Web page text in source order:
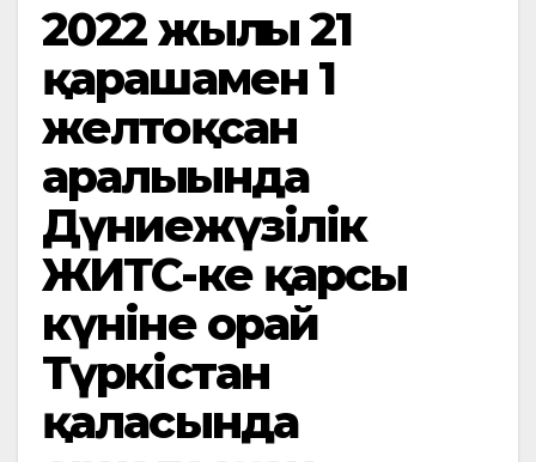
2022 жылғы 21
қарашамен 1
желтоқсан
аралығында
Дүниежүзілік
ЖИТС-ке қарсы
күніне орай
Түркістан
қаласында